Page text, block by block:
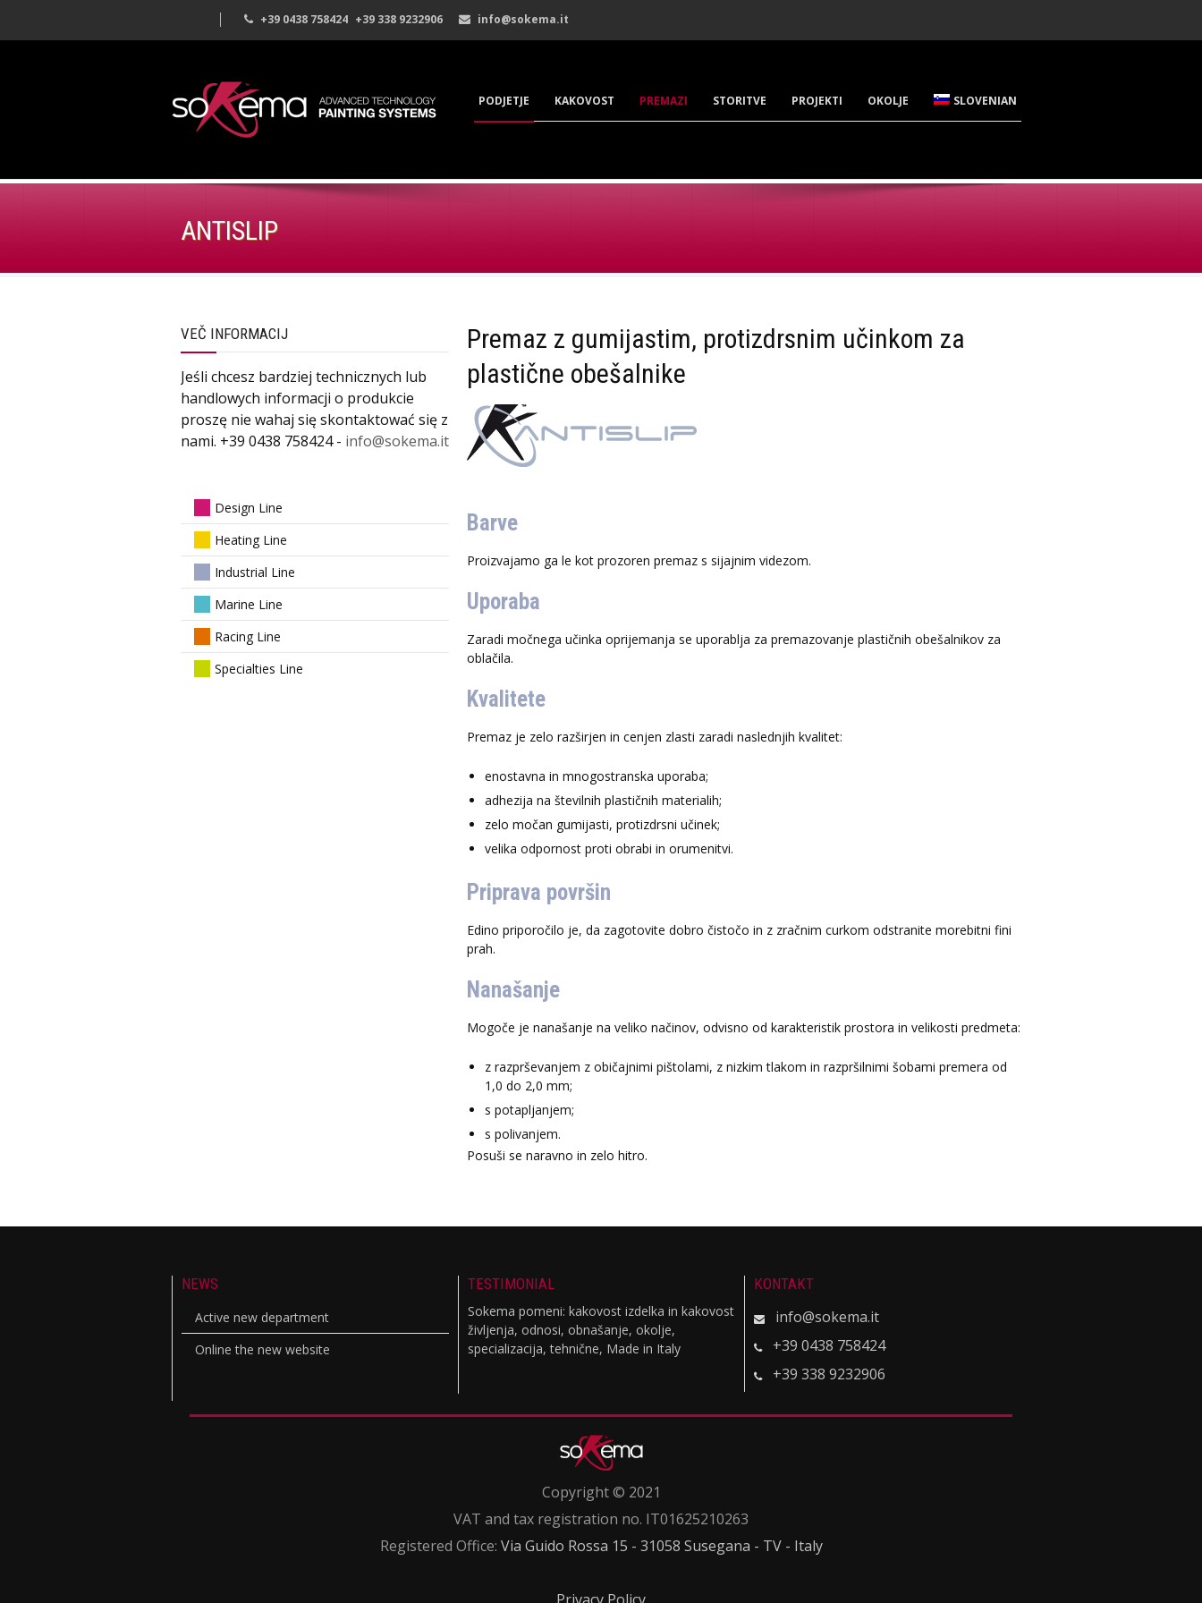
+39 0438 758424 +39 338 9232906 info@sokema.it
PODJETJE KAKOVOST PREMAZI STORITVE PROJEKTI OKOLJE SLOVENIAN
ANTISLIP
Premaz z gumijastim, protizdrsnim učinkom za
plastične obešalnike
Barve
Proizvajamo ga le kot prozoren premaz s sijajnim videzom.
Uporaba
Zaradi močnega učinka oprijemanja se uporablja za premazovanje plastičnih obešalnikov za
oblačila.
Kvalitete
Premaz je zelo razširjen in cenjen zlasti zaradi naslednjih kvalitet:
enostavna in mnogostranska uporaba;
adhezija na številnih plastičnih materialih;
zelo močan gumijasti, protizdrsni učinek;
velika odpornost proti obrabi in orumenitvi.
Priprava površin
Edino priporočilo je, da zagotovite dobro čistočo in z zračnim curkom odstranite morebitni fini
prah.
Nanašanje
Mogoče je nanašanje na veliko načinov, odvisno od karakteristik prostora in velikosti predmeta:
z razprševanjem z običajnimi pištolami, z nizkim tlakom in razpršilnimi šobami premera od
1,0 do 2,0 mm;
s potapljanjem;
s polivanjem.
Posuši se naravno in zelo hitro.
VEČ INFORMACIJ
Jeśli chcesz bardziej technicznych lub
handlowych informacji o produkcie
proszę nie wahaj się skontaktować się z
nami. +39 0438 758424 - info@sokema.it
Design Line
Heating Line
Industrial Line
Marine Line
Racing Line
Specialties Line
NEWS
Active new department
Online the new website
TESTIMONIAL
Sokema pomeni: kakovost izdelka in kakovost
življenja, odnosi, obnašanje, okolje,
specializacija, tehnične, Made in Italy
KONTAKT
info@sokema.it
+39 0438 758424
+39 338 9232906
Copyright © 2021
VAT and tax registration no. IT01625210263
Registered Office: Via Guido Rossa 15 - 31058 Susegana - TV - Italy